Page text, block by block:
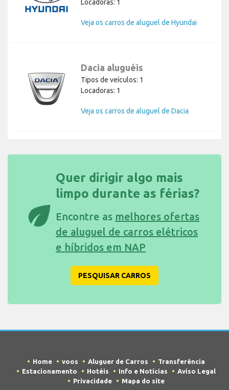
Locadoras: 1
Veja os carros de aluguel de Hyundai
Dacia aluguéis
Tipos de veículos: 1
Locadoras: 1
Veja os carros de aluguel de Dacia
eco
Quer dirigir algo mais
limpo durante as férias?
Encontre as melhores ofertas
de aluguel de carros elétricos
e híbridos em NAP
PESQUISAR CARROS
Home voos Aluguer de Carros
Transferência
Estacionamento
Hotéis Info e Notícias
Aviso Legal
Privacidade
Mapa do site